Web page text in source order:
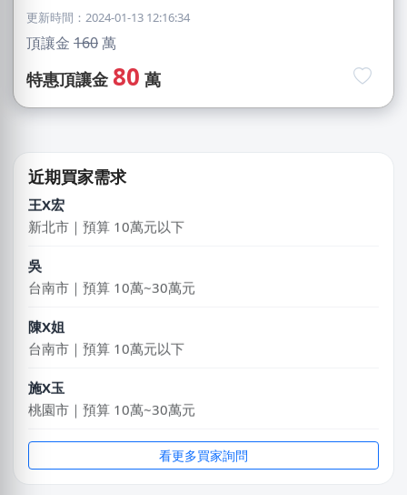
更新時間：2024-01-13 12:16:34
頂讓金 160萬
特惠頂讓金 80 萬
近期買家需求
新北市｜預算 10萬~30萬元
黃X舒
桃園市｜預算 10萬~30萬元
湯X成
王X宏
新北市｜預算 10萬元以下
吳
陳X姐
台南市｜預算 10萬元以下
施X玉
桃園市｜預算 10萬~30萬元
游X諠
彰化縣｜預算 10萬~30萬元
看更多買家詢問